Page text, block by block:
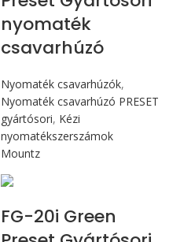
nyomaték
csavarhúzó
Nyomaték csavarhúzók,
Nyomaték csavarhúzó PRESET
gyártósori, Kézi
nyomatékszerszámok
Mountz
FG-20i Green